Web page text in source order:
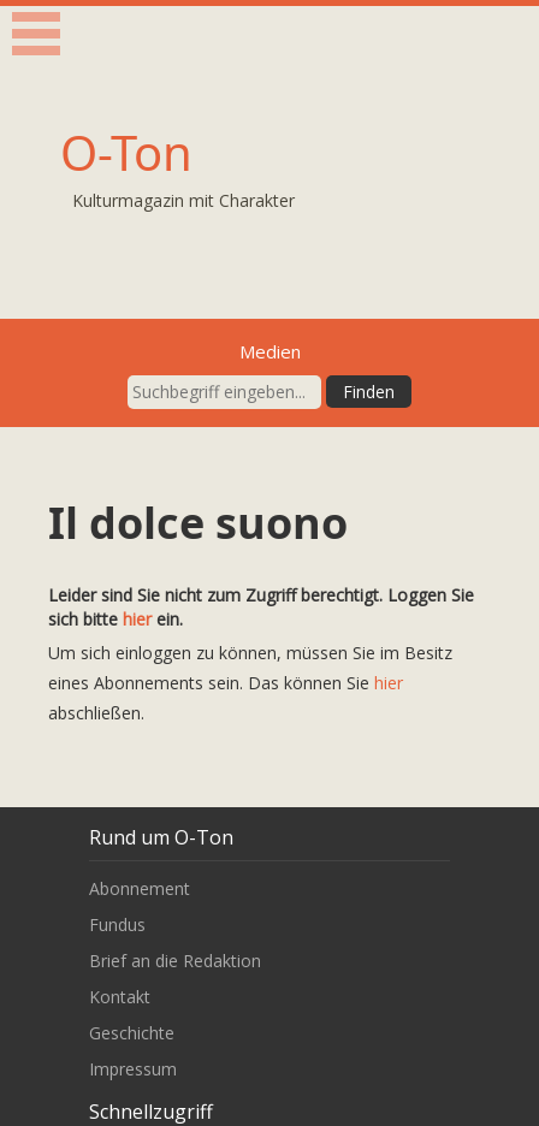
O-Ton
Kulturmagazin mit Charakter
Medien
Il dolce suono
Leider sind Sie nicht zum Zugriff berechtigt. Loggen Sie
sich bitte hierein.
Um sich einloggen zu können, müssen Sie im Besitz
eines Abonnements sein. Das können Sie hier
abschließen.
Rund um O-Ton
Abonnement
Fundus
Brief an die Redaktion
Kontakt
Geschichte
Impressum
Schnellzugriff